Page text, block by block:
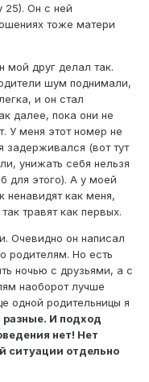
25). Он с ней
тоже матери
мой друг делал так.
шум поднимали,
и он стал
далее, пока они не
У меня этот номер не
задерживался (вот тут
унижать себя нельзя
для этого). А у моей
ненавидят как меня,
травят как первых.
Очевидно он написал
родителям. Но есть
ночью с друзьями, а с
наоборот лучше
одной родительницы я
разные. И подход
нет! Нет
ситуации отдельно